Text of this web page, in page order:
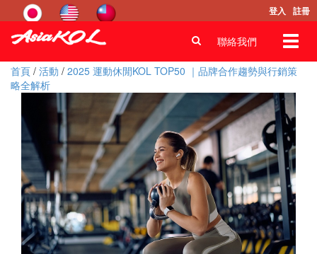
登入 註冊
聯絡我們
首頁 / 活動 / 2025 運動休閒KOL TOP50 ｜品牌合作趨勢與行銷策
略全解析